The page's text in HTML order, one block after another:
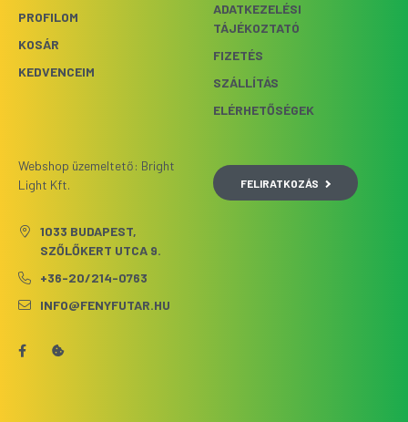
PROFILOM
KOSÁR
KEDVENCEIM
ADATKEZELÉSI
TÁJÉKOZTATÓ
FIZETÉS
SZÁLLÍTÁS
ELÉRHETŐSÉGEK
Webshop üzemeltető: Bright
Light Kft.
1033 BUDAPEST,
SZŐLŐKERT UTCA 9.
+36-20/214-0763
INFO@FENYFUTAR.HU
FELIRATKOZÁS